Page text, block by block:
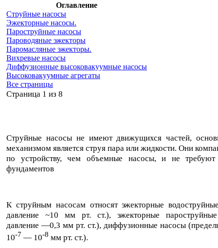
Оглавление
Струйные насосы
Эжекторные насосы.
Пароструйные насосы
Пароводяные эжекторы
Паромасляные эжекторы.
Вихревые насосы
Диффузионные высоковакуумные насосы
Высоковакуумные агрегаты
Все страницы
Cтраница 1 из 8
Струйные насосы не имеют движущихся частей,
механизмом является струя пара или жидкости. Они
по устройству, чем объемные насосы, и не требуют
фундаментов
К струйным насосам относят эжекторные
давление ~10 мм рт. ст.), эжекторные
давление —0,3 мм рт. ст.), диффузионные насосы
10-7 — 10-8 мм рт. ст.).